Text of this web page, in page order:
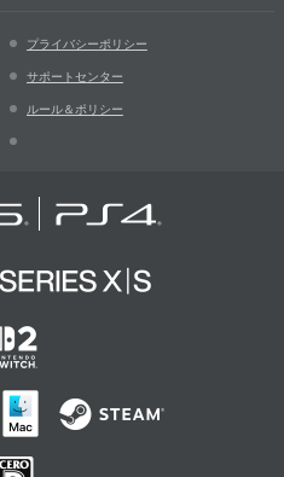
プライバシーポリシー
サポートセンター
ルール＆ポリシー